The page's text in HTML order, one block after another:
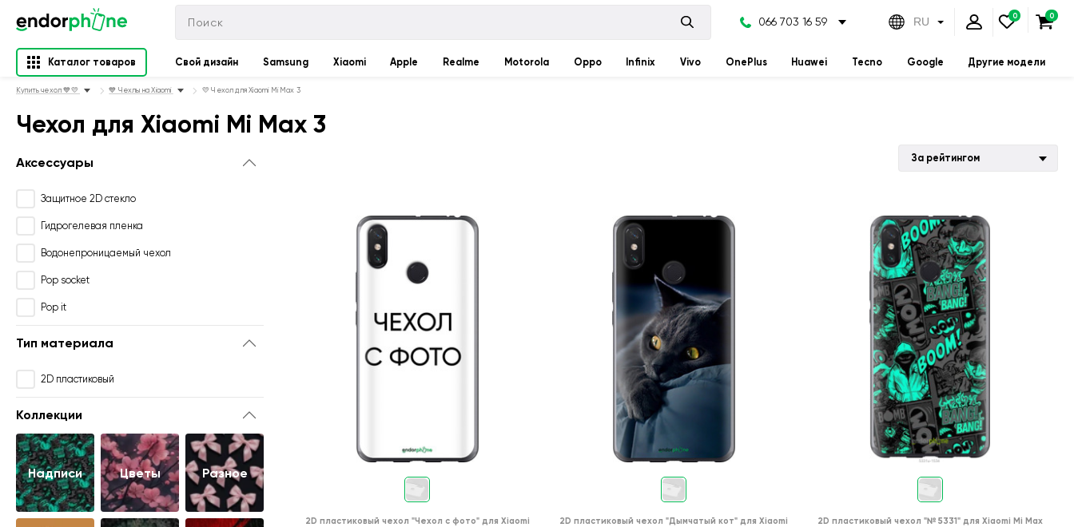
066 703 16 59 RU
Каталог товаров Свой дизайн Samsung Xiaomi Apple Realme Motorola Oppo Infinix Vivo OnePlus Huawei Tecno Google Другие модели
Купить чехол 💙💛 💙 Чехлы на Xiaomi 💛 Чехол для Xiaomi Mi Max 3
Чехол для Xiaomi Mi Max 3
Аксессуары
Защитное 2D стекло
Гидрогелевая пленка
Водонепроницаемый чехол
Pop socket
Pop it
Тип материала
2D пластиковый
Коллекции
Надписи Цветы Разное
За рейтингом
2D пластиковый чехол "Чехол с фото" для Xiaomi
2D пластиковый чехол "Дымчатый кот" для Xiaomi
2D пластиковый чехол "№ 5331" для Xiaomi Mi Max